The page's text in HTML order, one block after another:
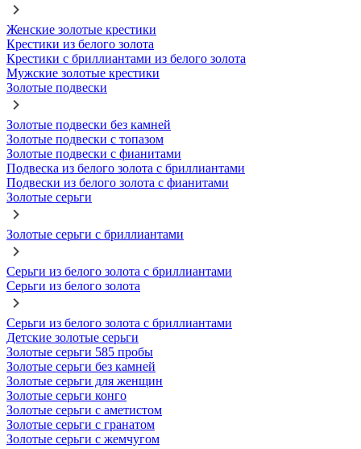
Женские золотые крестики
Крестики из белого золота
Крестики с бриллиантами из белого золота
Мужские золотые крестики
Золотые подвески
Золотые подвески без камней
Золотые подвески с топазом
Золотые подвески с фианитами
Подвеска из белого золота с бриллиантами
Подвески из белого золота с фианитами
Золотые серьги
Золотые серьги с бриллиантами
Серьги из белого золота с бриллиантами
Серьги из белого золота
Серьги из белого золота с бриллиантами
Детские золотые серьги
Золотые серьги 585 пробы
Золотые серьги без камней
Золотые серьги для женщин
Золотые серьги конго
Золотые серьги с аметистом
Золотые серьги с гранатом
Золотые серьги с жемчугом